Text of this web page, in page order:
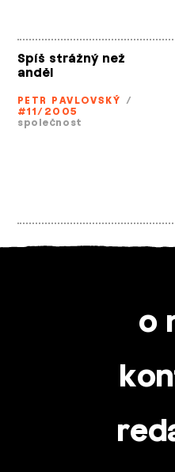
Spíš strážný než
anděl
PETR PAVLOVSKÝ /
#11/2005
společnost
o